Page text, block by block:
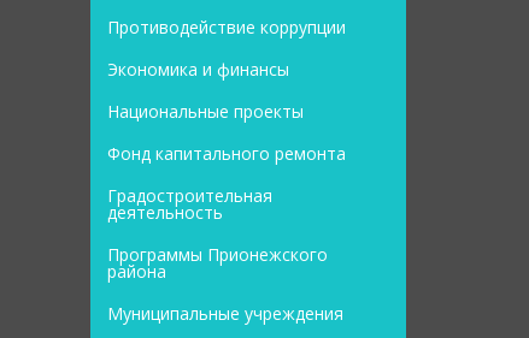
Противодействие коррупции
Экономика и финансы
Национальные проекты
Фонд капитального ремонта
Градостроительная
деятельность
Программы Прионежского
района
Муниципальные учреждения